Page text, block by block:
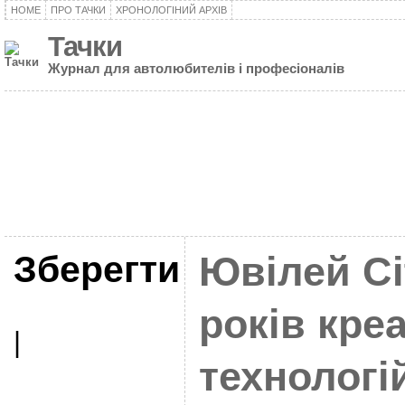
HOME ПРО ТАЧКИ ХРОНОЛОГІНИЙ АРХІВ
Тачки
Журнал для автолюбителів і професіоналів
Зберегти Ювілей
років